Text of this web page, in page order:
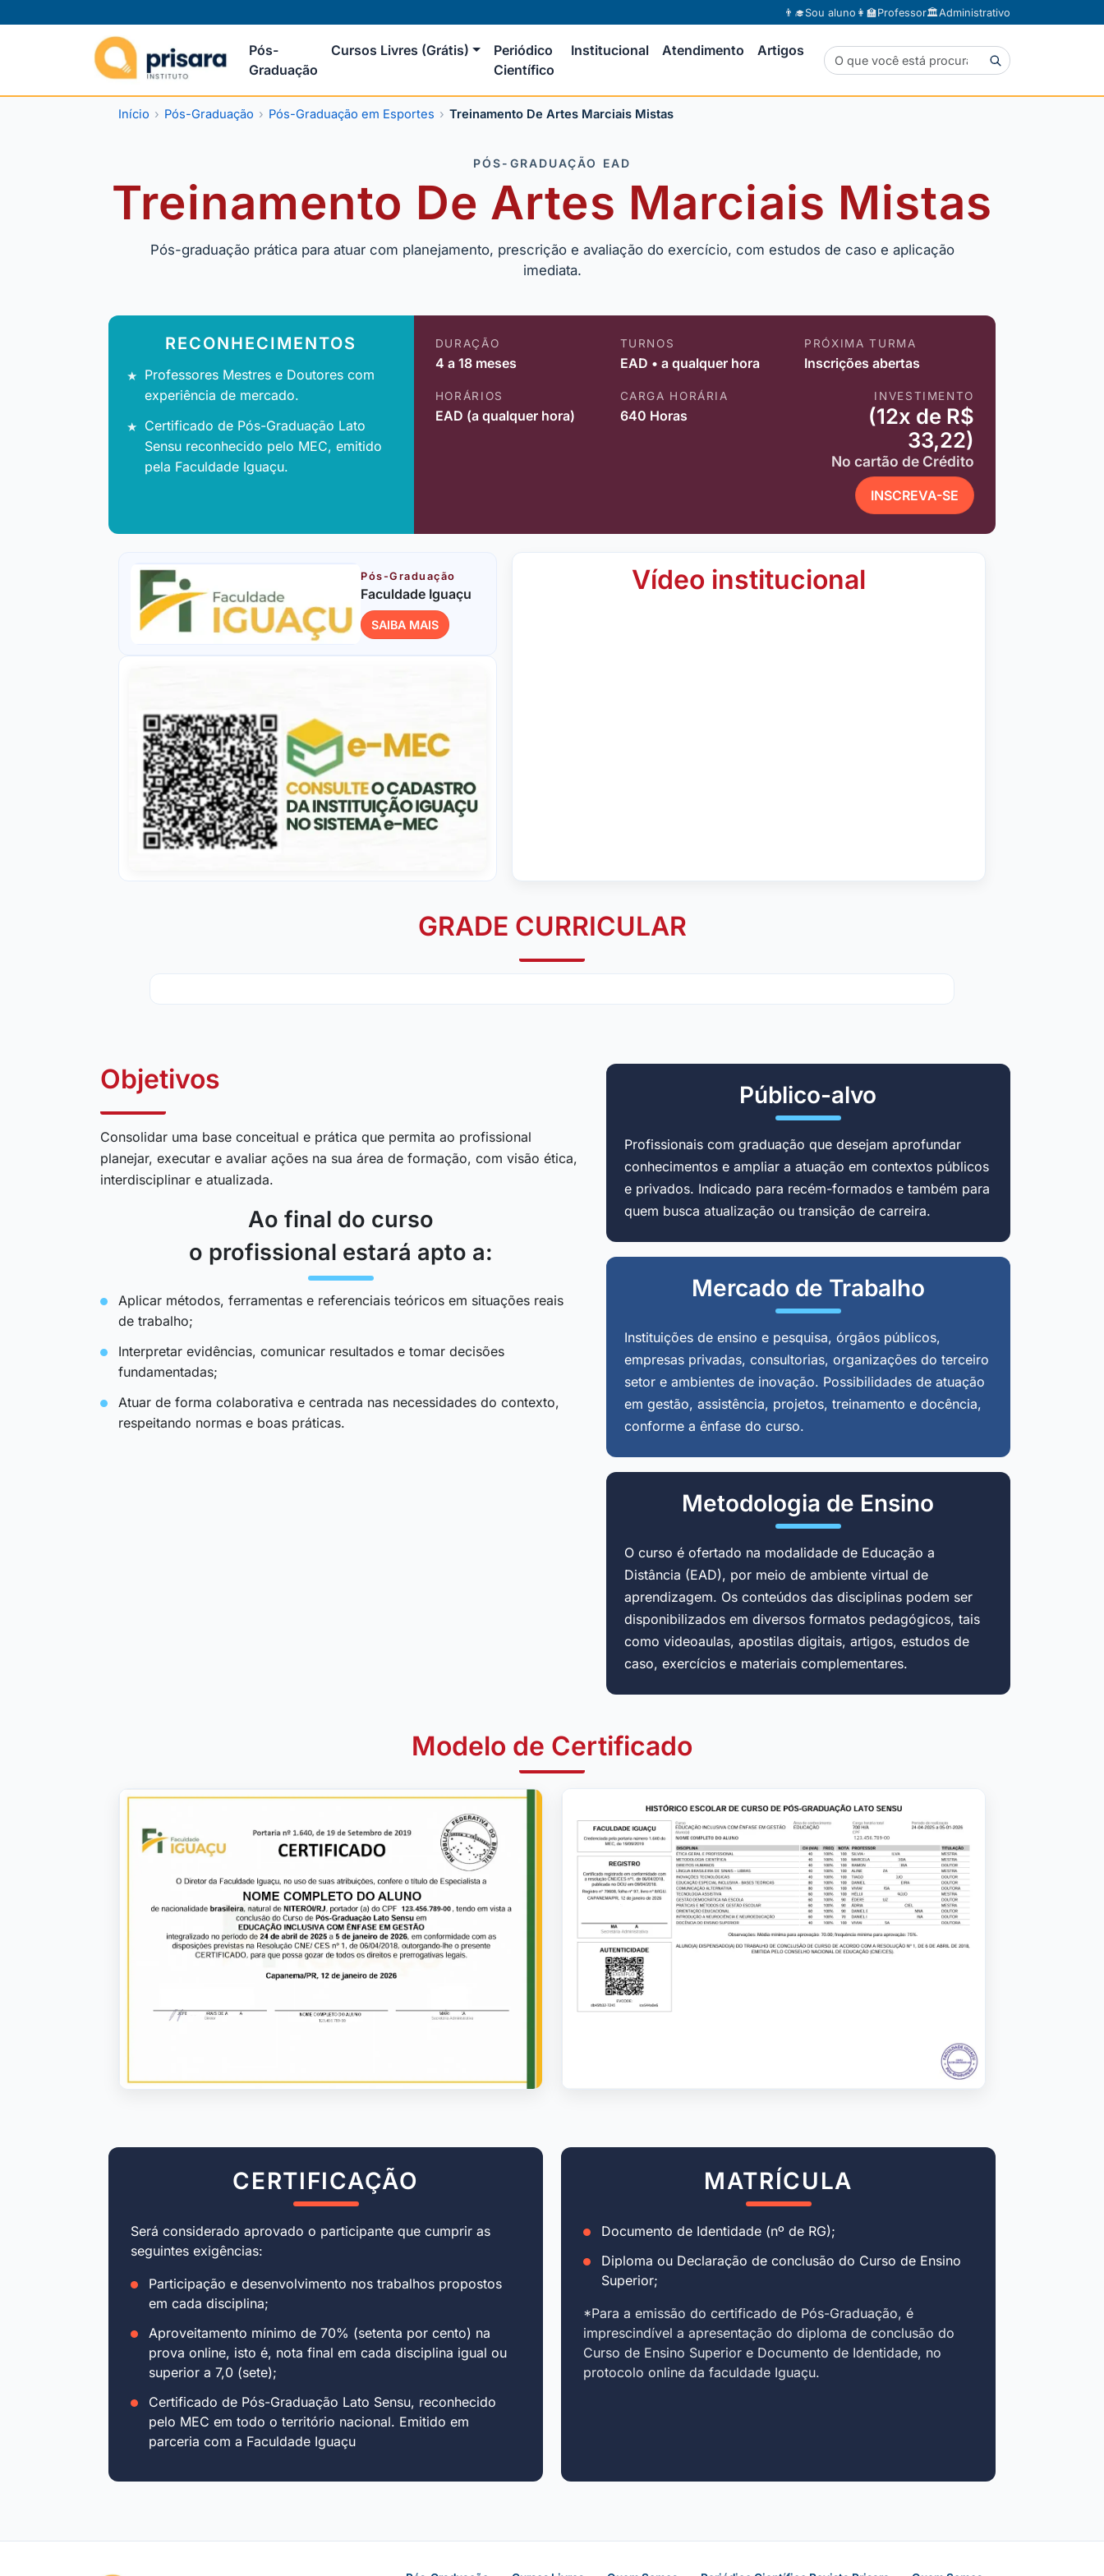
👨‍🎓Sou aluno 👩‍🏫Professor🏛️Administrativo
Pós-
Graduação
Cursos Livres (Grátis)
Periódico
Científico
Institucional Atendimento Artigos
Início Pós-Graduação Pós-Graduação em Esportes Treinamento De Artes Marciais Mistas
PÓS-GRADUAÇÃO EAD
Treinamento De Artes Marciais Mistas
Pós-graduação prática para atuar com planejamento, prescrição e avaliação do exercício, com estudos de caso e aplicação
imediata.
RECONHECIMENTOS
Professores Mestres e Doutores com
experiência de mercado.
Certificado de Pós-Graduação Lato
Sensu reconhecido pelo MEC, emitido
pela Faculdade Iguaçu.
DURAÇÃO
4 a 18 meses
TURNOS
EAD • a qualquer hora
PRÓXIMA TURMA
Inscrições abertas
HORÁRIOS
EAD (a qualquer hora)
CARGA HORÁRIA
640 Horas
INVESTIMENTO
(12x de R$
33,22)
No cartão de Crédito
INSCREVA-SE
Pós-Graduação
Faculdade Iguaçu
SAIBA MAIS
Vídeo institucional
GRADE CURRICULAR
Objetivos
Consolidar uma base conceitual e prática que permita ao profissional
planejar, executar e avaliar ações na sua área de formação, com visão ética,
interdisciplinar e atualizada.
Ao final do curso
o profissional estará apto a:
Aplicar métodos, ferramentas e referenciais teóricos em situações reais
de trabalho;
Interpretar evidências, comunicar resultados e tomar decisões
fundamentadas;
Atuar de forma colaborativa e centrada nas necessidades do contexto,
respeitando normas e boas práticas.
Público-alvo
Profissionais com graduação que desejam aprofundar
conhecimentos e ampliar a atuação em contextos públicos
e privados. Indicado para recém-formados e também para
quem busca atualização ou transição de carreira.
Mercado de Trabalho
Instituições de ensino e pesquisa, órgãos públicos,
empresas privadas, consultorias, organizações do terceiro
setor e ambientes de inovação. Possibilidades de atuação
em gestão, assistência, projetos, treinamento e docência,
conforme a ênfase do curso.
Metodologia de Ensino
O curso é ofertado na modalidade de Educação a
Distância (EAD), por meio de ambiente virtual de
aprendizagem. Os conteúdos das disciplinas podem ser
disponibilizados em diversos formatos pedagógicos, tais
como videoaulas, apostilas digitais, artigos, estudos de
caso, exercícios e materiais complementares.
Modelo de Certificado
CERTIFICAÇÃO
Será considerado aprovado o participante que cumprir as
seguintes exigências:
Participação e desenvolvimento nos trabalhos propostos
em cada disciplina;
Aproveitamento mínimo de 70% (setenta por cento) na
prova online, isto é, nota final em cada disciplina igual ou
superior a 7,0 (sete);
Certificado de Pós-Graduação Lato Sensu, reconhecido
pelo MEC em todo o território nacional. Emitido em
parceria com a Faculdade Iguaçu
MATRÍCULA
Documento de Identidade (nº de RG);
Diploma ou Declaração de conclusão do Curso de Ensino
Superior;
*Para a emissão do certificado de Pós-Graduação, é
imprescindível a apresentação do diploma de conclusão do
Curso de Ensino Superior e Documento de Identidade, no
protocolo online da faculdade Iguaçu.